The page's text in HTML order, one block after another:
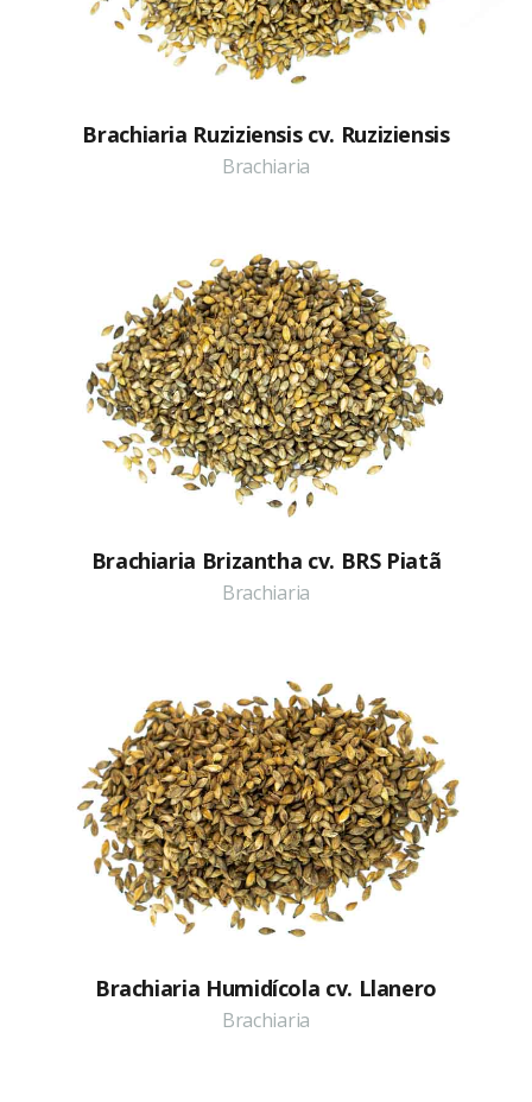
Brachiaria Ruziziensis cv. Ruziziensis
Brachiaria
Brachiaria Brizantha cv. BRS Piatã
Brachiaria
Brachiaria Humidícola cv. Llanero
Brachiaria